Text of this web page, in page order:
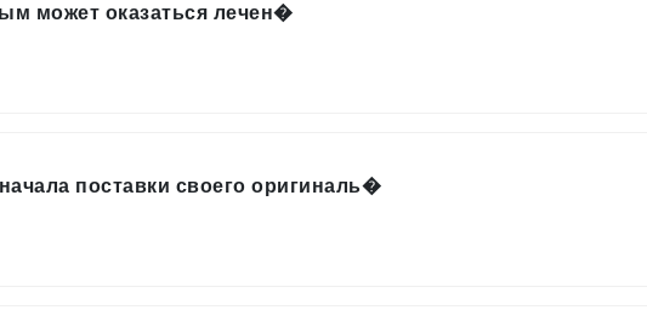
может оказаться лечен�
поставки своего оригиналь�